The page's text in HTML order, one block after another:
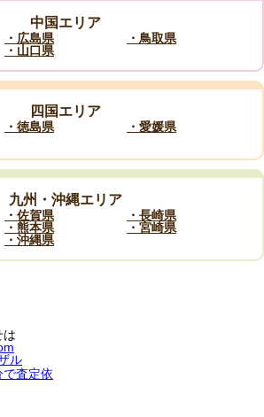
中国エリア
・広島県
・鳥取県
・山口県
四国エリア
・徳島県
・愛媛県
九州・沖縄エリア
・佐賀県
・長崎県
・熊本県
・宮崎県
・沖縄県
は